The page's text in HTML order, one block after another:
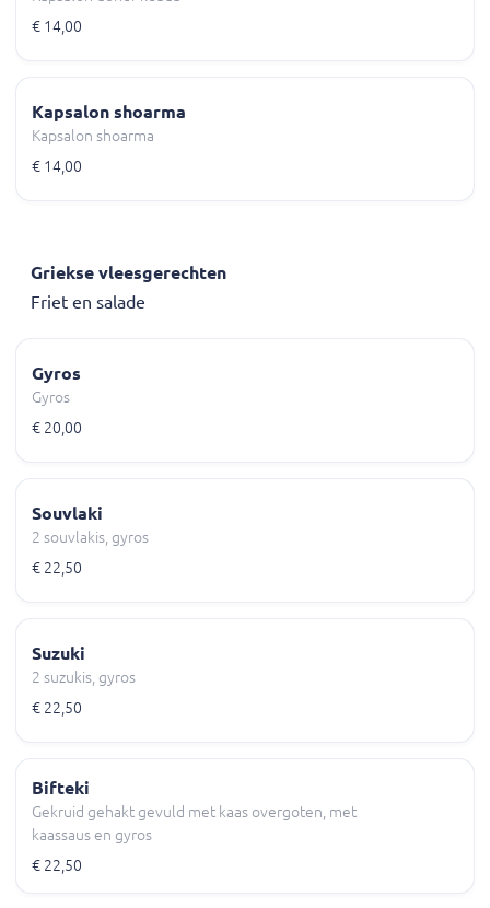
€ 14,00
Kapsalon shoarma
Kapsalon shoarma
€ 14,00
Griekse vleesgerechten
Friet en salade
Gyros
Gyros
€ 20,00
Souvlaki
2 souvlakis, gyros
€ 22,50
Suzuki
2 suzukis, gyros
€ 22,50
Bifteki
Gekruid gehakt gevuld met kaas overgoten, met
kaassaus en gyros
€ 22,50